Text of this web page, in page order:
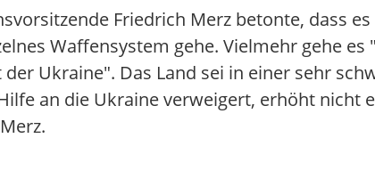
Friedrich Merz betonte, dass
Waffensystem gehe. Vielmehr gehe
Ukraine". Das Land sei in einer sehr
an die Ukraine verweigert, erhöht nicht